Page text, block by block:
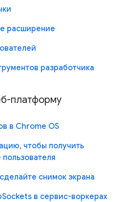
расширение
разработчика
платформу
в Chrome OS
чтобы получить
снимок экрана
в сервис-воркерах